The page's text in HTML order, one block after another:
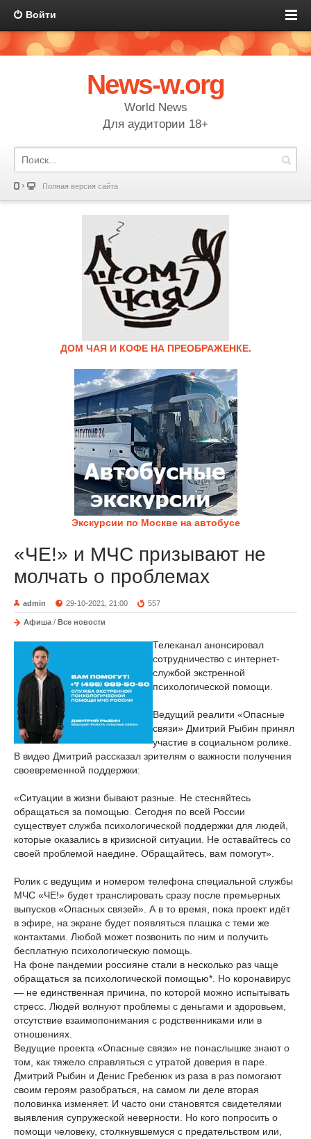
Войти
News-w.org
World News
Для аудитории 18+
Полная версия сайта
ДОМ ЧАЯ И КОФЕ НА ПРЕОБРАЖЕНКЕ.
Экскурсии по Москве на автобусе
«ЧЕ!» и МЧС призывают не
молчать о проблемах
admin 29-10-2021, 21:00 557
Афиша / Все новости
Телеканал анонсировал
сотрудничество с интернет-
службой экстренной
психологической помощи.
Ведущий реалити «Опасные
связи» Дмитрий Рыбин принял
участие в социальном ролике.
В видео Дмитрий рассказал зрителям о важности получения
своевременной поддержки:
«Ситуации в жизни бывают разные. Не стесняйтесь
обращаться за помощью. Сегодня по всей России
существует служба психологической поддержки для людей,
которые оказались в кризисной ситуации. Не оставайтесь со
своей проблемой наедине. Обращайтесь, вам помогут».
Ролик с ведущим и номером телефона специальной службы
МЧС «ЧЕ!» будет транслировать сразу после премьерных
выпусков «Опасных связей». А в то время, пока проект идёт
в эфире, на экране будет появляться плашка с теми же
контактами. Любой может позвонить по ним и получить
бесплатную психологическую помощь.
На фоне пандемии россияне стали в несколько раз чаще
обращаться за психологической помощью*. Но коронавирус
— не единственная причина, по которой можно испытывать
стресс. Людей волнуют проблемы с деньгами и здоровьем,
отсутствие взаимопонимания с родственниками или в
отношениях.
Ведущие проекта «Опасные связи» не понаслышке знают о
том, как тяжело справляться с утратой доверия в паре.
Дмитрий Рыбин и Денис Гребенюк из раза в раз помогают
своим героям разобраться, на самом ли деле вторая
половинка изменяет. И часто они становятся свидетелями
выявления супружеской неверности. Но кого попросить о
помощи человеку, столкнувшемуся с предательством или,